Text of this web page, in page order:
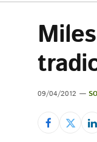
09/04/2012